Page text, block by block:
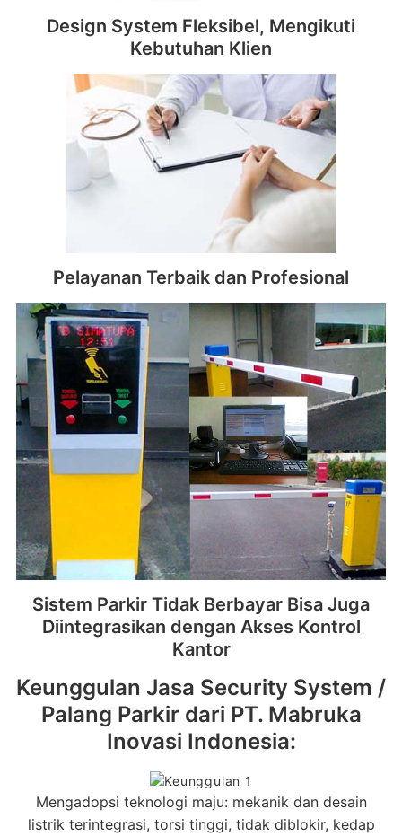
Design System Fleksibel, Mengikuti
Kebutuhan Klien
Pelayanan Terbaik dan Profesional
Sistem Parkir Tidak Berbayar Bisa Juga
Diintegrasikan dengan Akses Kontrol
Kantor
Keunggulan Jasa Security System /
Palang Parkir dari PT. Mabruka
Inovasi Indonesia:
Mengadopsi teknologi maju: mekanik dan desain
listrik terintegrasi, torsi tinggi, tidak diblokir, kedap